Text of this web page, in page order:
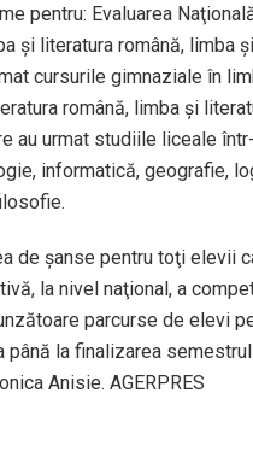
pentru: Evaluarea
şi literatura română, limba
cursurile gimnaziale în
română, limba şi
au urmat studiile liceale
informatică, geografie,
de şanse pentru toţi elevii
la nivel naţional, a
parcurse de elevi
la finalizarea
Anisie. AGERPRES